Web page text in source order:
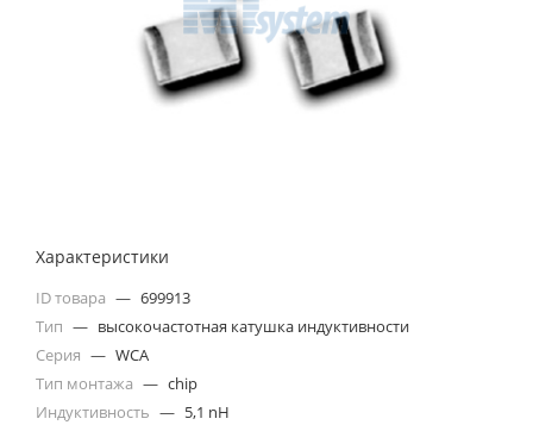
Характеристики
ID товара — 699913
Тип — высокочастотная катушка индуктивности
Серия — WCA
Тип монтажа — chip
Индуктивность — 5,1 nH